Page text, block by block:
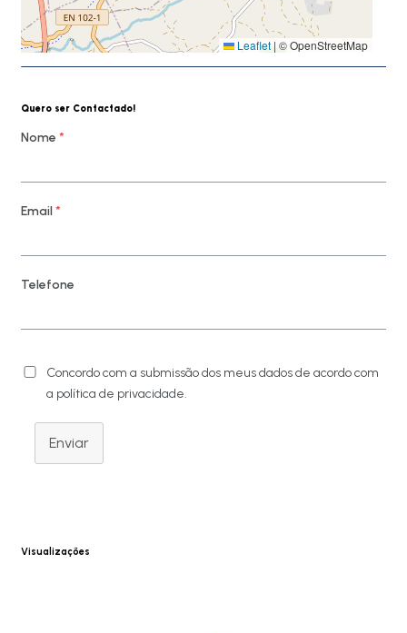
Leaflet | © OpenStreetMap
Quero ser Contactado!
Nome *
Email*
Telefone
Concordo com a submissão dos meus dados de acordo com
a política de privacidade.
Enviar
Visualizações